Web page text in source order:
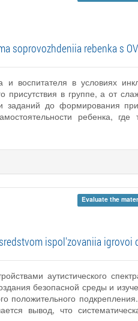
soprovozhdeniia rebenka s
и воспитателя в условиях
в группе, а от
заданий до формирования
ребенка, где
Evaluate the
ispol'zovaniia igrovoi
аутистического
безопасной среды и
вывод, что